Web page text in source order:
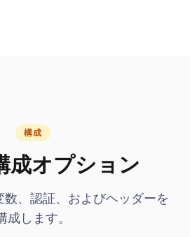
構成
成オプション
数、認証、およびヘッダーを
成します。